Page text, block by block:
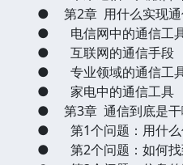
●
第2章 用什么实现
●
电信网中的通信工
●
互联网的通信手段
●
专业领域的通信工
●
家电中的通信工具
●
第3章 通信到底是
●
第1个问题：用什
●
第2个问题：如何